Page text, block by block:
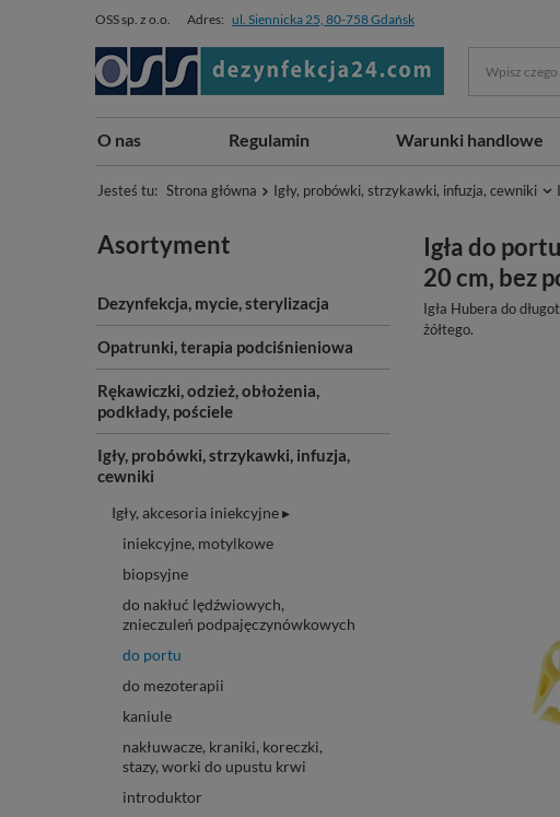
OSS sp. z o.o. Adres: ul. Siennicka 25, 80-758 Gdańsk
O nas Regulamin Warunki handlowe
Jesteś tu: Strona główna Igły, probówki, strzykawki, infuzja, cewniki
Asortyment
Dezynfekcja, mycie, sterylizacja
Opatrunki, terapia podciśnieniowa
Rękawiczki, odzież, obłożenia,
podkłady, pościele
Igły, probówki, strzykawki, infuzja,
cewniki
Igły, akcesoria iniekcyjne ▸
iniekcyjne, motylkowe
biopsyjne
do nakłuć lędźwiowych,
znieczuleń podpajęczynówkowych
do portu
do mezoterapii
kaniule
nakłuwacze, kraniki, koreczki,
stazy, worki do upustu krwi
introduktor
Igła do
20 cm, bez
Igła Hubera do
żółtego.